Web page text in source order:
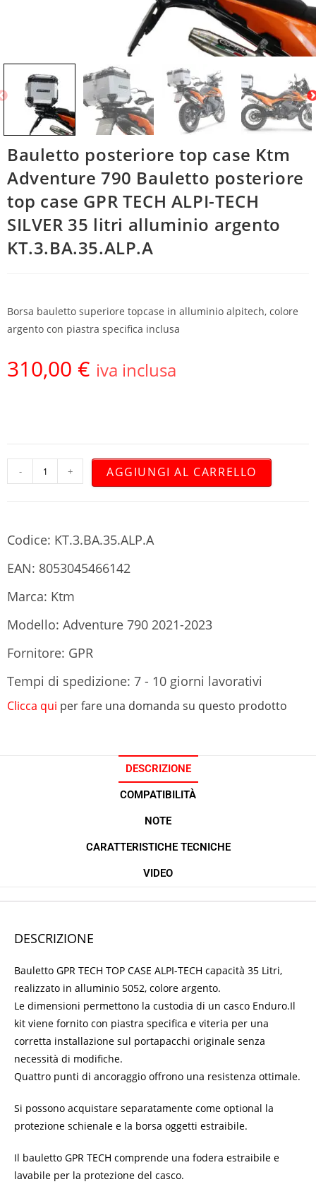
Bauletto posteriore top case Ktm
Adventure 790 Bauletto posteriore
top case GPR TECH ALPI-TECH
SILVER 35 litri alluminio argento
KT.3.BA.35.ALP.A
Borsa bauletto superiore topcase in alluminio alpitech, colore
argento con piastra specifica inclusa
310,00 € iva inclusa
- + AGGIUNGI AL CARRELLO
Codice: KT.3.BA.35.ALP.A
EAN: 8053045466142
Marca: Ktm
Modello: Adventure 790 2021-2023
Fornitore: GPR
Tempi di spedizione: 7 - 10 giorni lavorativi
Clicca qui per fare una domanda su questo prodotto
DESCRIZIONE
COMPATIBILITÀ
NOTE
CARATTERISTICHE TECNICHE
VIDEO
DESCRIZIONE
Bauletto GPR TECH TOP CASE ALPI-TECH capacità 35 Litri,
realizzato in alluminio 5052, colore argento.
Le dimensioni permettono la custodia di un casco Enduro.Il
kit viene fornito con piastra specifica e viteria per una
corretta installazione sul portapacchi originale senza
necessità di modifiche.
Quattro punti di ancoraggio offrono una resistenza ottimale.
Si possono acquistare separatamente come optional la
protezione schienale e la borsa oggetti estraibile.
Il bauletto GPR TECH comprende una fodera estraibile e
lavabile per la protezione del casco.